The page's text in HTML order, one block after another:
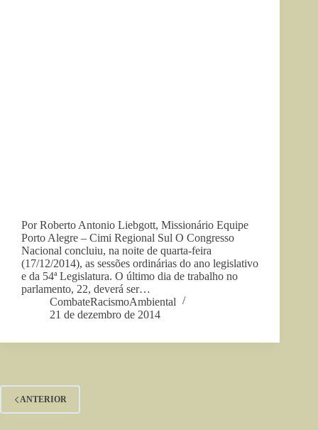
Por Roberto Antonio Liebgott, Missionário Equipe
Porto Alegre – Cimi Regional Sul O Congresso
Nacional concluiu, na noite de quarta-feira
(17/12/2014), as sessões ordinárias do ano legislativo
e da 54ª Legislatura. O último dia de trabalho no
parlamento, 22, deverá ser…
CombateRacismoAmbiental
21 de dezembro de 2014
ANTERIOR